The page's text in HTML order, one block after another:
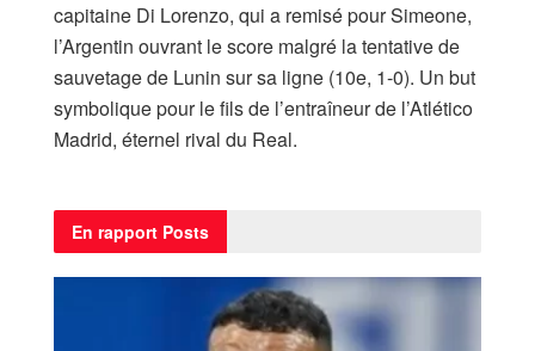
capitaine Di Lorenzo, qui a remisé pour Simeone,
l’Argentin ouvrant le score malgré la tentative de
sauvetage de Lunin sur sa ligne (10e, 1-0). Un but
symbolique pour le fils de l’entraîneur de l’Atlético
Madrid, éternel rival du Real.
En rapport Posts